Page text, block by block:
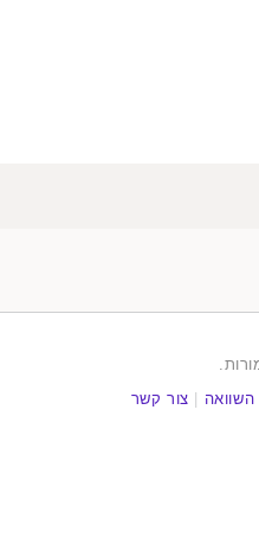
צור קשר